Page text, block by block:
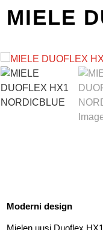
MIELE
Moderni design